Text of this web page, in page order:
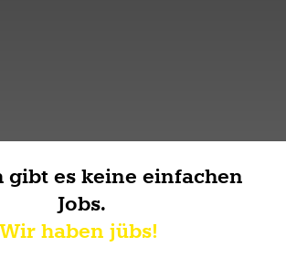
gibt es keine einfachen
Jobs.
Wir haben jübs!